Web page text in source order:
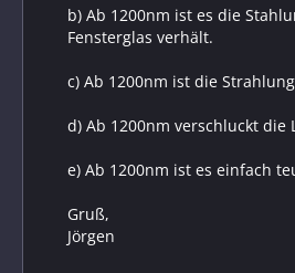
b) Ab 1200nm ist es die
Fensterglas verhält.
c) Ab 1200nm ist die
d) Ab 1200nm verschluckt
e) Ab 1200nm ist es einfach
Gruß,
Jörgen